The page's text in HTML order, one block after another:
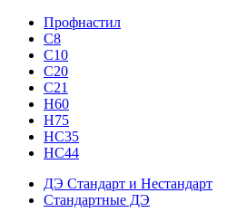
Профнастил
С8
С10
С20
С21
H60
H75
HС35
НС44
ДЭ Стандарт и Нестандарт
Стандартные ДЭ